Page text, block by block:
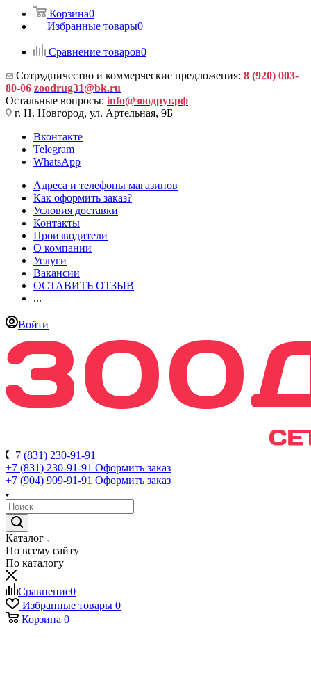
Корзина0
Избранные товары0
Сравнение товаров0
Сотрудничество и коммерческие предложения: 8 (920) 003-
80-06 zoodrug31@bk.ru
Остальные вопросы: info@зоодруг.рф
г. Н. Новгород, ул. Артельная, 9Б
Вконтакте
Telegram
WhatsApp
Адреса и телефоны магазинов
Как оформить заказ?
Условия доставки
Контакты
Производители
О компании
Услуги
Вакансии
ОСТАВИТЬ ОТЗЫВ
...
Войти
+7 (831) 230-91-91
+7 (831) 230-91-91 Оформить заказ
+7 (904) 909-91-91 Оформить заказ
Каталог
По всему сайту
По каталогу
Сравнение0
Избранные товары 0
Корзина 0